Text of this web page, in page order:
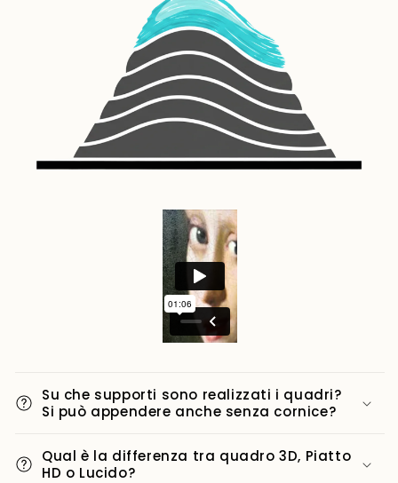
Su che supporti sono realizzati i quadri?
Si può appendere anche senza cornice?
Qual è la differenza tra quadro 3D, Piatto
HD o Lucido?